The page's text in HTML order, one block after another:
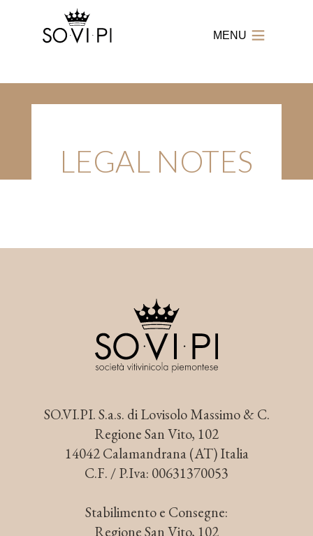
-
Società
Piemontese
MENU
LEGAL NOTES
SO.VI.PI. S.a.s. di Lovisolo Massimo & C.
Regione San Vito, 102
14042 Calamandrana (AT) Italia
C.F. / P.Iva: 00631370053
Stabilimento e Consegne:
Regione San Vito, 102